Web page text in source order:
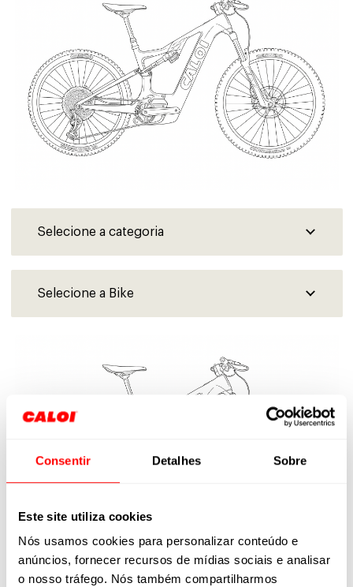
Consentir Detalhes Sobre
Este site utiliza cookies
Nós usamos cookies para personalizar conteúdo e
anúncios, fornecer recursos de mídias sociais e analisar
o nosso tráfego. Nós também compartilharmos